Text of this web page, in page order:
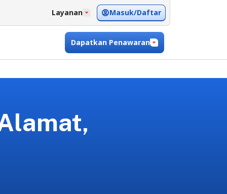
Layanan Masuk/Daftar
Dapatkan Penawaran